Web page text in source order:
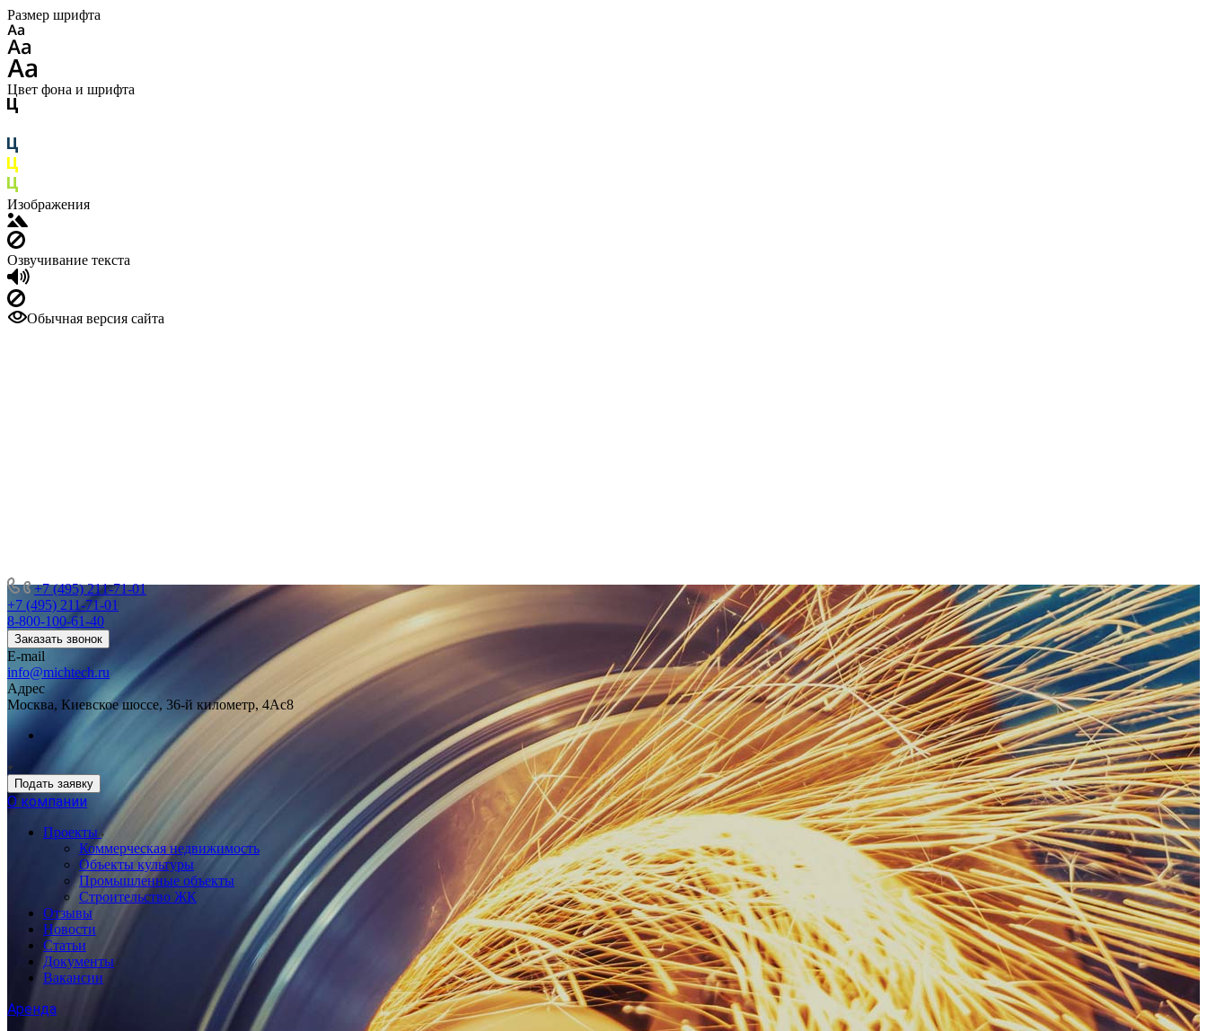
Размер шрифта
Цвет фона и шрифта
Изображения
Озвучивание текста
Обычная версия сайта
+7 (495) 211-71-01
+7 (495) 211-71-01
8-800-100-61-40
Заказать звонок
E-mail
info@michtech.ru
Адрес
Москва, Киевское шоссе, 36-й километр, 4Ас8
Подать заявку
О компании
Проекты
Коммерческая недвижимость
Объекты культуры
Промышленные объекты
Строительство ЖК
Отзывы
Новости
Статьи
Документы
Вакансии
Аренда